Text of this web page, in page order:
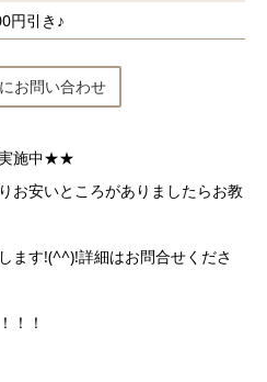
円引き♪
お問い合わせ
施中★★
お安いところがありましたらお教
ます!(^^)!詳細はお問合せくださ
！！